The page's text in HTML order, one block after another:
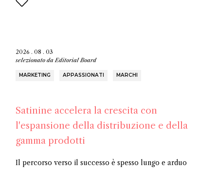
2026 . 08 . 03
selezionato daEditorial Board
MARKETING APPASSIONATI MARCHI
Satinine accelera la crescita con
l'espansione della distribuzione e della
gamma prodotti
Il percorso verso il successo è spesso lungo e arduo